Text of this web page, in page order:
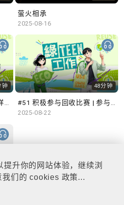
升你的网站体验，继续浏
我们的 cookies 政策...
萤火相承
2025-08-16
钟
#52 环保学会O Camp玩啲咩？ | 参与学生: Sammi、Cardi、Charles (香港科技大学 环境管理及科技学生联会)
48分钟
#51 积极参与回收比赛 | 参与学生: 巫巫、Vincy、Thomas (乐善堂顾超文中学) (「SGREEN 校际回收比赛」最积极参与学校奖 中学组银奖得主)
2025-08-22
钟